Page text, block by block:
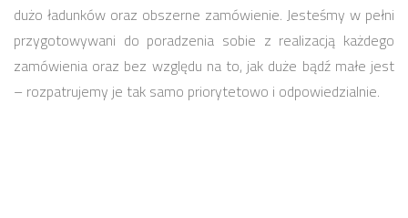
dużo ładunków oraz obszerne zamówienie. Jesteśmy w pełni
przygotowywani do poradzenia sobie z realizacją każdego
zamówienia oraz bez względu na to, jak duże bądź małe jest
– rozpatrujemy je tak samo priorytetowo i odpowiedzialnie.